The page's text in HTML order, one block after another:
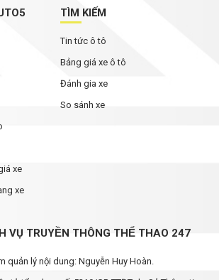
đua nhau nâng thời hạn bảo hành
Royce Phantom siêu hiếm xuất hiện trong
đăng của Hoa hậu Mai Phương Thúy
xe
xe
TÌM KIẾM
Tin tức ô tô
Bảng giá xe ô tô
Đánh gia xe
So sánh xe
VỤ TRUYỀN THÔNG THỂ THAO 247
quản lý nội dung: Nguyễn Huy Hoàn.